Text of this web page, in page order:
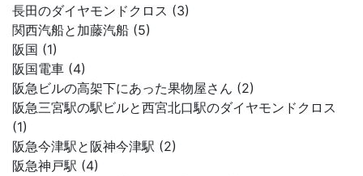
長田のダイヤモンドクロス (3)
関西汽船と加藤汽船 (5)
阪国 (1)
阪国電車 (4)
阪急ビルの高架下にあった果物屋さん (2)
阪急三宮駅の駅ビルと西宮北口駅のダイヤモンドクロス
(1)
阪急今津駅と阪神今津駅 (2)
阪急神戸駅 (4)